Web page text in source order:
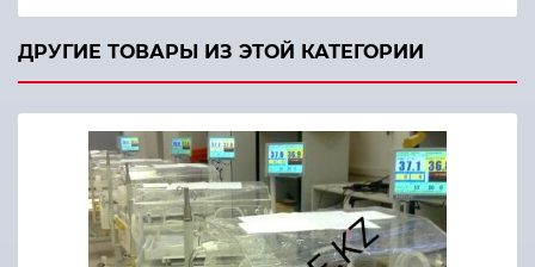
ДРУГИЕ ТОВАРЫ ИЗ ЭТОЙ КАТЕГОРИИ